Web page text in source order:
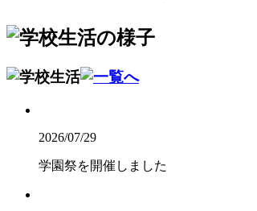
2026/07/29
学園祭を開催しました